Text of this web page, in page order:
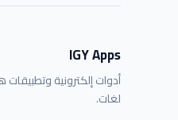
IGY Apps
أدوات إلكترونية
لغات.